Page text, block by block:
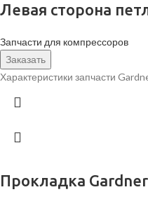
Левая сторона
Запчасти для компрессоров
Заказать
Характеристики запчасти
Прокладка